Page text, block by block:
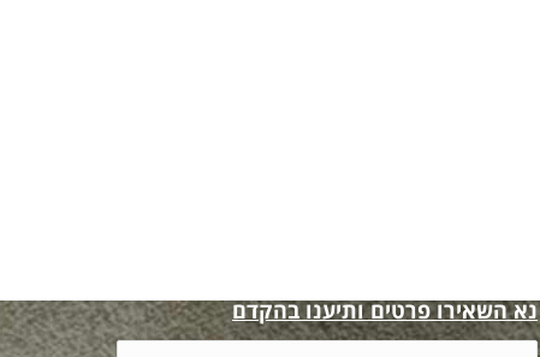
נא השאירו פרטים ותיענו בהקדם